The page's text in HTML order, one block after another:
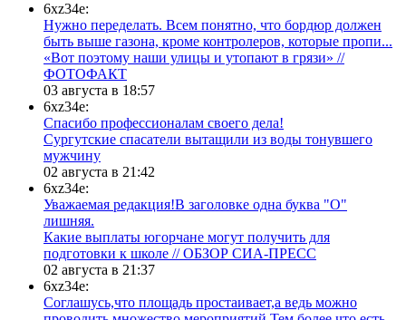
6xz34e:
Нужно переделать. Всем понятно, что бордюр должен
быть выше газона, кроме контролеров, которые пропи...
«Вот поэтому наши улицы и утопают в грязи» //
ФОТОФАКТ
03 августа в 18:57
6xz34e:
Спасибо профессионалам своего дела!
Сургутские спасатели вытащили из воды тонувшего
мужчину
02 августа в 21:42
6xz34e:
Уважаемая редакция!В заголовке одна буква "О"
лишняя.
Какие выплаты югорчане могут получить для
подготовки к школе // ОБЗОР СИА-ПРЕСС
02 августа в 21:37
6xz34e:
Соглашусь,что площадь простаивает,а ведь можно